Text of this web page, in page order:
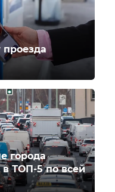
проезда
города
ТОП-5 по всей